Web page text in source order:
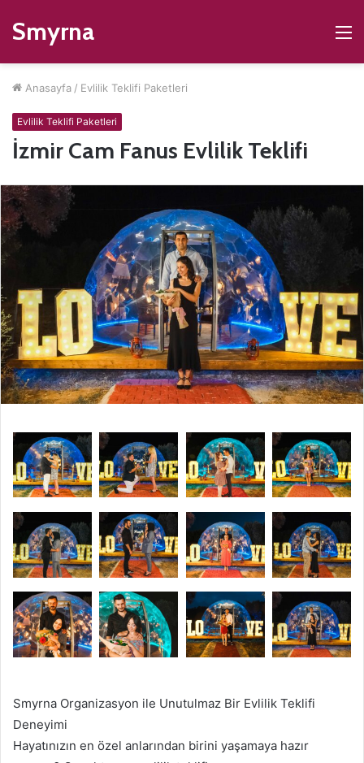
Smyrna
Anasayfa / Evlilik Teklifi Paketleri
Evlilik Teklifi Paketleri
İzmir Cam Fanus Evlilik Teklifi
Smyrna Organizasyon ile Unutulmaz Bir Evlilik Teklifi
Deneyimi
Hayatınızın en özel anlarından birini yaşamaya hazır